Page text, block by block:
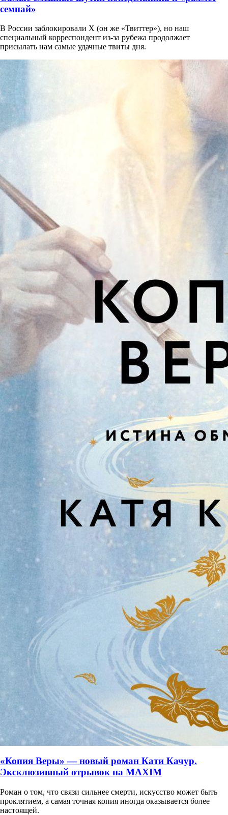
семпай»
В России заблокировали X (он же «Твиттер»), но наш
специальный корреспондент из-за рубежа продолжает
присылать нам самые удачные твиты дня.
«Копия Веры» — новый роман Кати Качур.
Эксклюзивный отрывок на MAXIM
Роман о том, что связи сильнее смерти, искусство может быть
проклятием, а самая точная копия иногда оказывается более
настоящей.